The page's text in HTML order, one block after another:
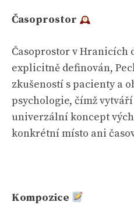
Časoprostor
Časoprostor v Hranicích
explicitně definován,
zkušeností s pacienty a
psychologie, čímž vytváří
univerzální koncept
konkrétní místo ani
Kompozice